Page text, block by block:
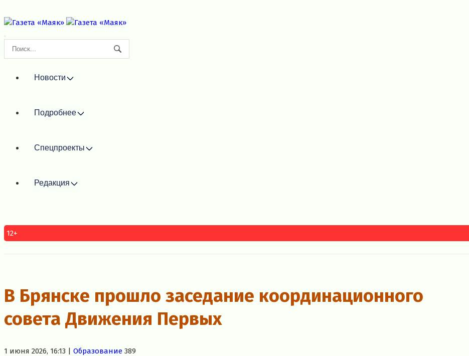
Новости
Подробнее
Спецпроекты
Редакция
12+
В Брянске прошло заседание координационного
совета Движения Первых
1 июня 2026, 16:13 | Образование 389